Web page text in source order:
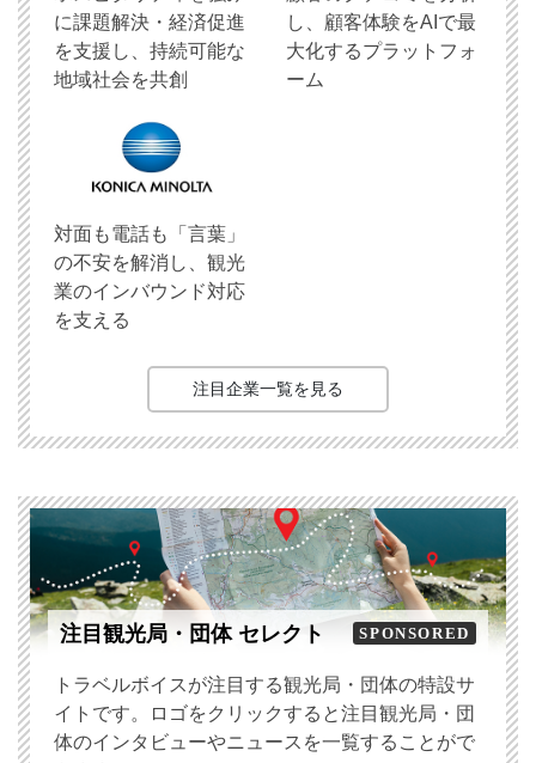
に課題解決・経済促進
を支援し、持続可能な
地域社会を共創
し、顧客体験をAIで最
大化するプラットフォ
ーム
対面も電話も「言葉」
の不安を解消し、観光
業のインバウンド対応
を支える
注目企業一覧を見る
注目観光局・団体 セレクト SPONSORED
トラベルボイスが注目する観光局・団体の特設サ
イトです。ロゴをクリックすると注目観光局・団
体のインタビューやニュースを一覧することがで